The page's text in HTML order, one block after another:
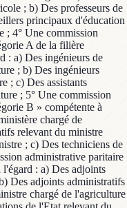
; b) Des professeurs de
principaux d'éducation
; 4° Une commission
A de la filière
: a) Des ingénieurs de
; b) Des ingénieurs
; c) Des assistants
; 5° Une commission
B » compétente à
chargé de
relevant du ministre
; c) Des techniciens de
administrative paritaire
l'égard : a) Des adjoints
Des adjoints administratifs
chargé de l'agriculture